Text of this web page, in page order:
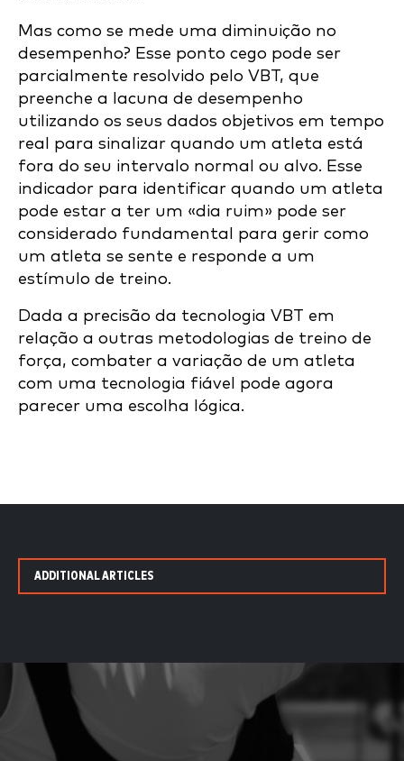
Mas como se mede uma diminuição no
desempenho? Esse ponto cego pode ser
parcialmente resolvido pelo VBT, que
preenche a lacuna de desempenho
utilizando os seus dados objetivos em tempo
real para sinalizar quando um atleta está
fora do seu intervalo normal ou alvo. Esse
indicador para identificar quando um atleta
pode estar a ter um «dia ruim» pode ser
considerado fundamental para gerir como
um atleta se sente e responde a um
estímulo de treino.
Dada a precisão da tecnologia VBT em
relação a outras metodologias de treino de
força, combater a variação de um atleta
com uma tecnologia fiável pode agora
parecer uma escolha lógica.
ADDITIONAL ARTICLES